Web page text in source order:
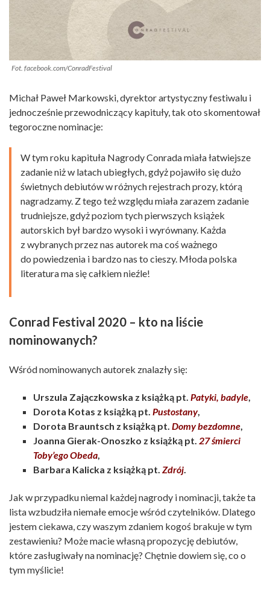
Fot. facebook.com/ConradFestival
Michał Paweł Markowski, dyrektor artystyczny festiwalu i
jednocześnie przewodniczący kapituły, tak oto skomentował
tegoroczne nominacje:
W tym roku kapituła Nagrody Conrada miała łatwiejsze
zadanie niż w latach ubiegłych, gdyż pojawiło się dużo
świetnych debiutów w różnych rejestrach prozy, którą
nagradzamy. Z tego też względu miała zarazem zadanie
trudniejsze, gdyż poziom tych pierwszych książek
autorskich był bardzo wysoki i wyrównany. Każda
z wybranych przez nas autorek ma coś ważnego
do powiedzenia i bardzo nas to cieszy. Młoda polska
literatura ma się całkiem nieźle!
Conrad Festival 2020 – kto na liście
nominowanych?
Wśród nominowanych autorek znalazły się:
Urszula Zajączkowska z książką pt. Patyki, badyle,
Dorota Kotas z książką pt. Pustostany,
Dorota Brauntsch z książką pt. Domy bezdomne,
Joanna Gierak-Onoszko z książką pt. 27 śmierci
Toby’ego Obeda,
Barbara Kalicka z książką pt. Zdrój.
Jak w przypadku niemal każdej nagrody i nominacji, także ta
lista wzbudziła niemałe emocje wśród czytelników. Dlatego
jestem ciekawa, czy waszym zdaniem kogoś brakuje w tym
zestawieniu? Może macie własną propozycję debiutów,
które zasługiwały na nominację? Chętnie dowiem się, co o
tym myślicie!